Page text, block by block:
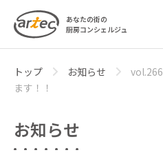
あなたの街の
厨房コンシェルジュ
トップ お知らせ
ます！！
お知らせ